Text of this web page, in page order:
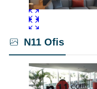
N11 Ofis